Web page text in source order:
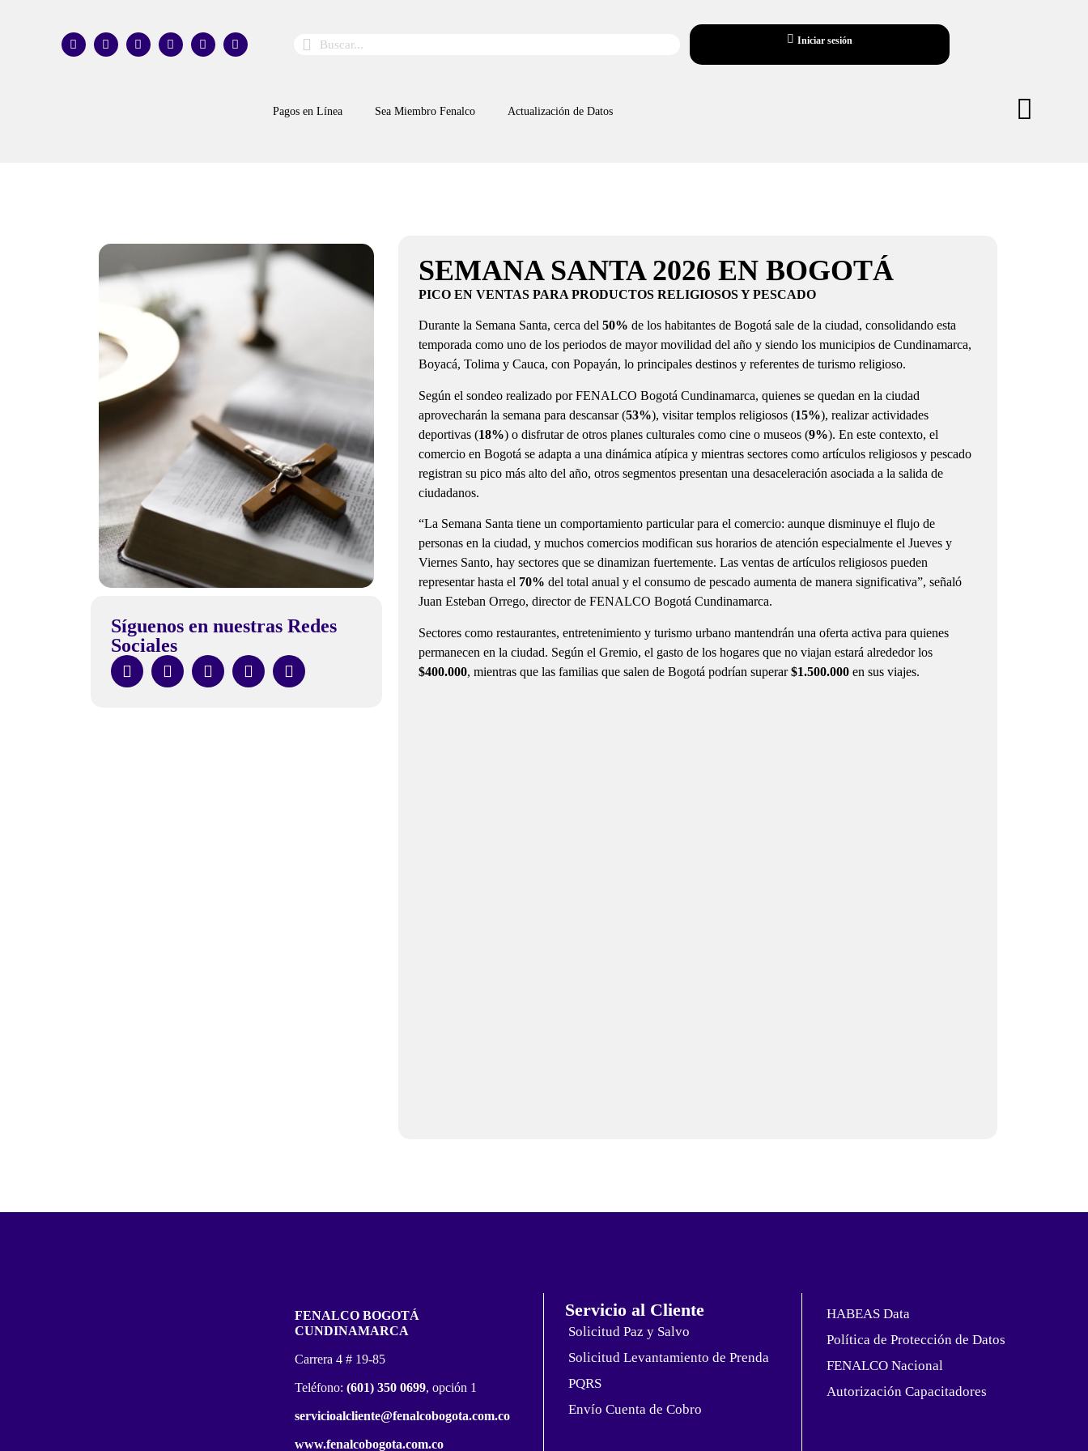
Iniciar sesión
Pagos en Línea Sea Miembro Fenalco Actualización de Datos
Síguenos en nuestras Redes
Sociales
SEMANA SANTA 2026 EN BOGOTÁ
PICO EN VENTAS PARA PRODUCTOS RELIGIOSOS Y PESCADO
Durante la Semana Santa, cerca del 50% de los habitantes de Bogotá sale de la ciudad, consolidando esta
temporada como uno de los periodos de mayor movilidad del año y siendo los municipios de Cundinamarca,
Boyacá, Tolima y Cauca, con Popayán, lo principales destinos y referentes de turismo religioso.
Según el sondeo realizado por FENALCO Bogotá Cundinamarca, quienes se quedan en la ciudad
aprovecharán la semana para descansar (53%), visitar templos religiosos (15%), realizar actividades
deportivas (18%) o disfrutar de otros planes culturales como cine o museos (9%). En este contexto, el
comercio en Bogotá se adapta a una dinámica atípica y mientras sectores como artículos religiosos y pescado
registran su pico más alto del año, otros segmentos presentan una desaceleración asociada a la salida de
ciudadanos.
“La Semana Santa tiene un comportamiento particular para el comercio: aunque disminuye el flujo de
personas en la ciudad, y muchos comercios modifican sus horarios de atención especialmente el Jueves y
Viernes Santo, hay sectores que se dinamizan fuertemente. Las ventas de artículos religiosos pueden
representar hasta el 70% del total anual y el consumo de pescado aumenta de manera significativa”, señaló
Juan Esteban Orrego, director de FENALCO Bogotá Cundinamarca.
Sectores como restaurantes, entretenimiento y turismo urbano mantendrán una oferta activa para quienes
permanecen en la ciudad. Según el Gremio, el gasto de los hogares que no viajan estará alrededor los
$400.000, mientras que las familias que salen de Bogotá podrían superar$1.500.000en sus viajes.
FENALCO BOGOTÁ
CUNDINAMARCA
Carrera 4 # 19-85
Teléfono: (601) 350 0699, opción 1
servicioalcliente@fenalcobogota.com.co
www.fenalcobogota.com.co
Servicio al Cliente
Solicitud Paz y Salvo
Solicitud Levantamiento de Prenda
PQRS
Envío Cuenta de Cobro
HABEAS Data
Política de Protección de Datos
FENALCO Nacional
Autorización Capacitadores